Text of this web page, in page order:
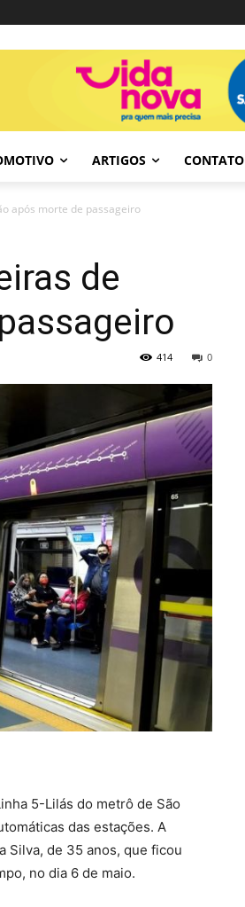
ARTIGOS CONTATO
após morte de passageiro
de
0
414
5-Lilás do metrô de São
das estações. A
Silva, de 35 anos, que ficou
no dia 6 de maio.